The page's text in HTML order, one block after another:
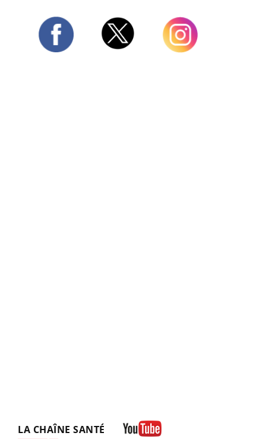
LA CHAÎNE SANTÉ